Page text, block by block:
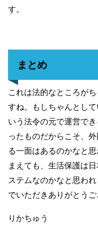
す。
まとめ
これは法的なところが
すね。もしちゃんとし
いう法令の元で運営で
ったものだからこそ、
る一面はあるのかなと
まえても、生活保護は
ステムなのかなと思わ
でいただきありがとうご
りかちゅう